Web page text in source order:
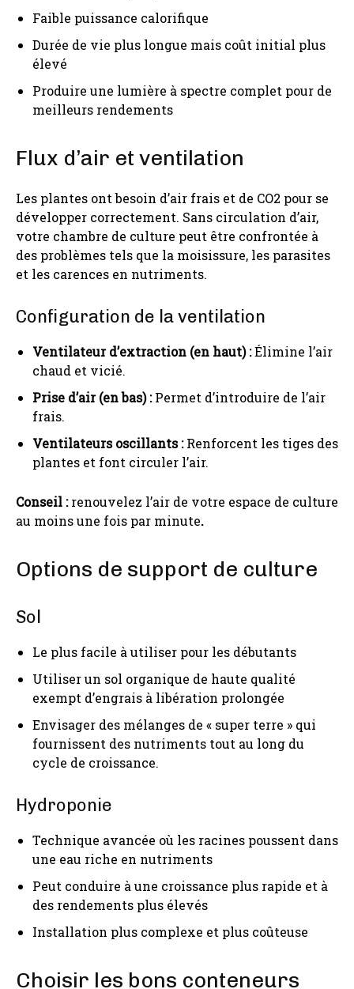
Faible puissance calorifique
Durée de vie plus longue mais coût initial plus
élevé
Produire une lumière à spectre complet pour de
meilleurs rendements
Flux d’air et ventilation
Les plantes ont besoin d’air frais et de CO2 pour se
développer correctement. Sans circulation d’air,
votre chambre de culture peut être confrontée à
des problèmes tels que la moisissure, les parasites
et les carences en nutriments.
Configuration de la ventilation
Ventilateur d’extraction (en haut) :Élimine l’air
chaud et vicié.
Prise d’air (en bas) :Permet d’introduire de l’air
frais.
Ventilateurs oscillants :Renforcent les tiges des
plantes et font circuler l’air.
Conseil :renouvelez l’air de votre espace de culture
au moins une fois par minute.
Options de support de culture
Sol
Le plus facile à utiliser pour les débutants
Utiliser un sol organique de haute qualité
exempt d’engrais à libération prolongée
Envisager des mélanges de « super terre » qui
fournissent des nutriments tout au long du
cycle de croissance.
Hydroponie
Technique avancée où les racines poussent dans
une eau riche en nutriments
Peut conduire à une croissance plus rapide et à
des rendements plus élevés
Installation plus complexe et plus coûteuse
Choisir les bons conteneurs